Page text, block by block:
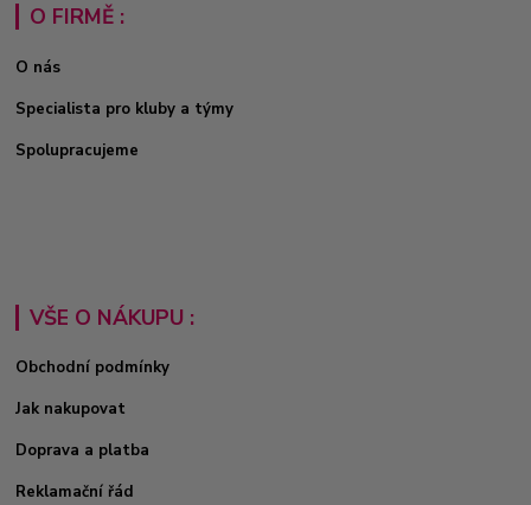
O FIRMĚ :
O nás
Specialista pro kluby a týmy
Spolupracujeme
VŠE O NÁKUPU :
Obchodní podmínky
Jak nakupovat
Doprava a platba
Reklamační řád